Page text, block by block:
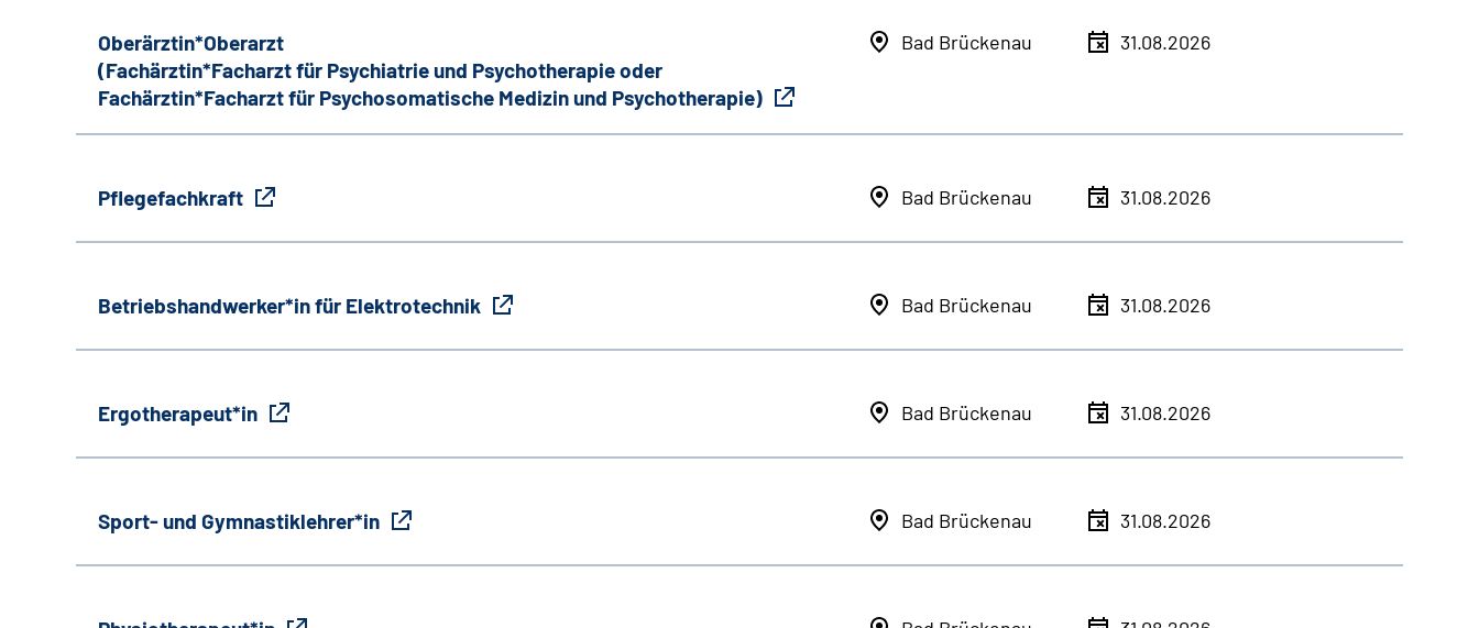
Oberärztin*Oberarzt
(Fachärztin*Facharzt für Psychiatrie und Psychotherapie oder
Fachärztin*Facharzt für Psychosomatische Medizin und Psychotherapie)
Bad Brückenau 31.08.2026
Pflegefachkraft Bad Brückenau 31.08.2026
Betriebshandwerker*in für Elektrotechnik Bad Brückenau 31.08.2026
Ergotherapeut*in Bad Brückenau 31.08.2026
Sport- und Gymnastiklehrer*in Bad Brückenau 31.08.2026